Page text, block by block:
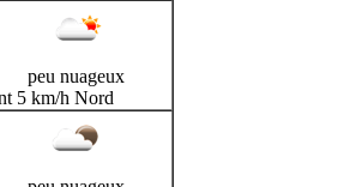
peu nuageux
5 km/h Nord